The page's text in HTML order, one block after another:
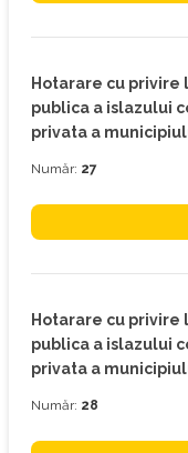
Hotarare cu
publica a islazului
privata a
Număr: 27
Hotarare cu
publica a islazului
privata a
Număr: 28